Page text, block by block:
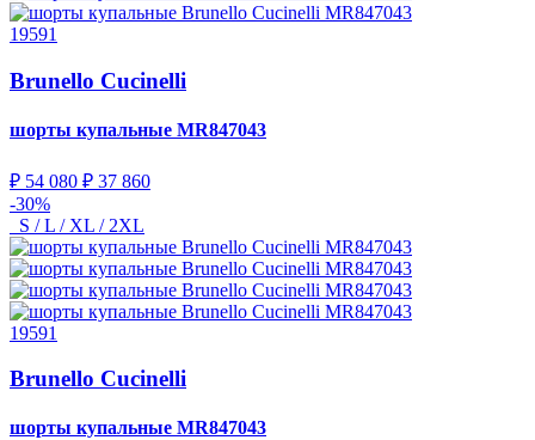
19591
Brunello Cucinelli
шорты купальные MR847043
₽ 54 080 ₽ 37 860
-30%
S / L / XL / 2XL
19591
Brunello Cucinelli
шорты купальные MR847043